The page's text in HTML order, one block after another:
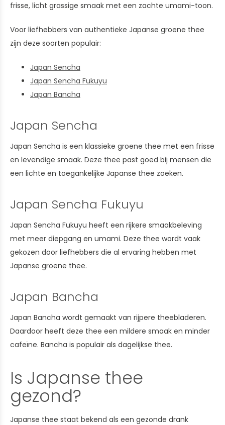
frisse, licht grassige smaak met een zachte umami-toon.
Voor liefhebbers van authentieke Japanse groene thee
zijn deze soorten populair:
Japan Sencha
Japan Sencha Fukuyu
Japan Bancha
Japan Sencha
Japan Sencha is een klassieke groene thee met een frisse
en levendige smaak. Deze thee past goed bij mensen die
een lichte en toegankelijke Japanse thee zoeken.
Japan Sencha Fukuyu
Japan Sencha Fukuyu heeft een rijkere smaakbeleving
met meer diepgang en umami. Deze thee wordt vaak
gekozen door liefhebbers die al ervaring hebben met
Japanse groene thee.
Japan Bancha
Japan Bancha wordt gemaakt van rijpere theebladeren.
Daardoor heeft deze thee een mildere smaak en minder
cafeïne. Bancha is populair als dagelijkse thee.
Is Japanse thee
gezond?
Japanse thee staat bekend als een gezonde drank